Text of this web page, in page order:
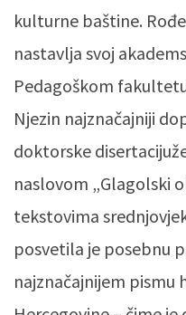
kulturne baštine.
nastavlja svoj
Pedagoškom
Njezin najznačajniji
doktorske
naslovom „Glagolski
tekstovima
posvetila je posebnu
najznačajnijem pismu